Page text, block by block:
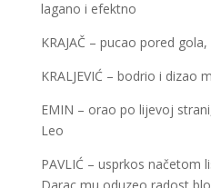
lagano i efektno
KRAJAČ – pucao pored
KRALJEVIĆ – bodrio i dizao
EMIN – orao po lijevoj
Leo
PAVLIĆ – usprkos načetom
Darac mu oduzeo radost